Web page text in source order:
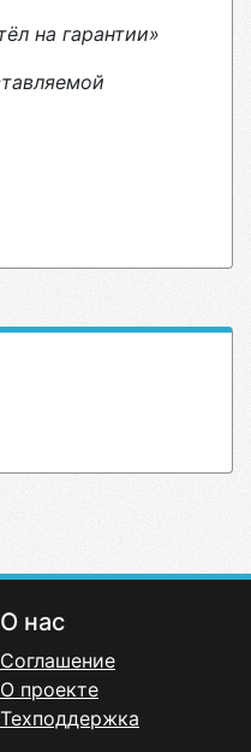
на гарантии»
О нас
Соглашение
О проекте
Техподдержка